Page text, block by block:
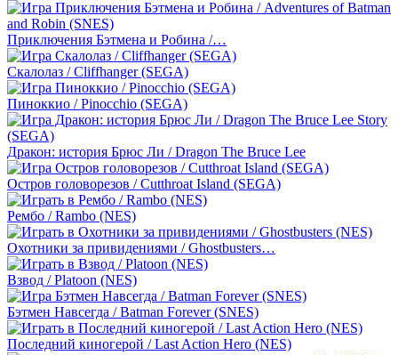
Приключения Бэтмена и Робина /…
Скалолаз / Cliffhanger (SEGA)
Пиноккио / Pinocchio (SEGA)
Дракон: история Брюс Ли / Dragon The Bruce Lee
Остров головорезов / Cutthroat Island (SEGA)
Рембо / Rambo (NES)
Охотники за привидениями / Ghostbusters…
Взвод / Platoon (NES)
Бэтмен Навсегда / Batman Forever (SNES)
Последний киногерой / Last Action Hero (NES)